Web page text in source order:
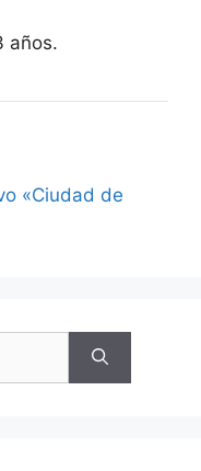
años.
«Ciudad de